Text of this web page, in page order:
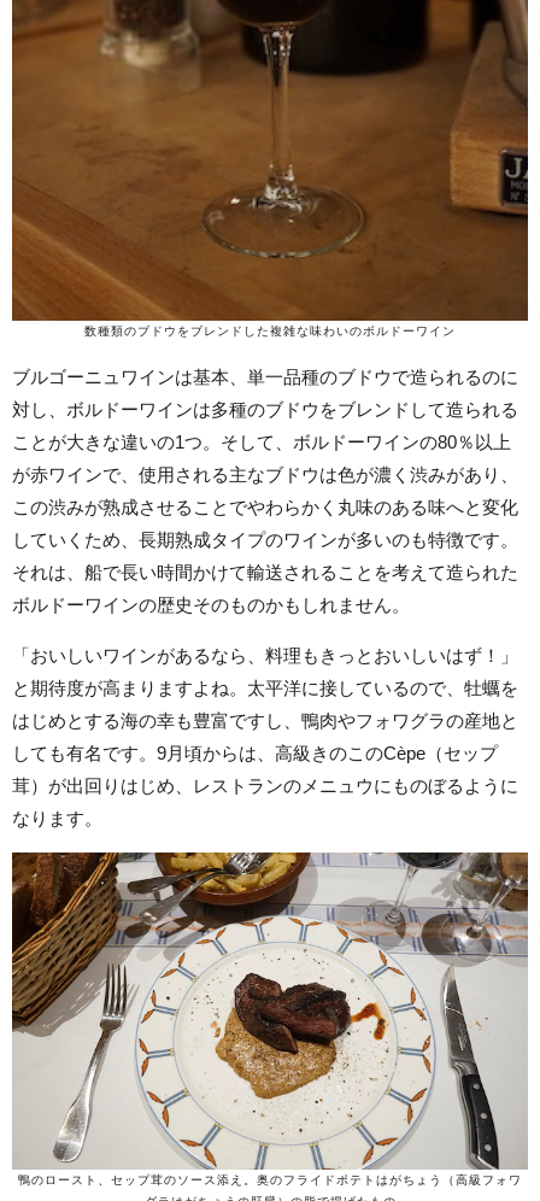
数種類のブドウをブレンドした複雑な味わいのボルドーワイン
ブルゴーニュワインは基本、単一品種のブドウで造られるのに
対し、ボルドーワインは多種のブドウをブレンドして造られる
ことが大きな違いの1つ。そして、ボルドーワインの80％ 以上
が赤ワインで、使用される主なブドウは色が濃く渋みがあり、
この渋みが熟成させることでやわらかく丸味のある味へと変化
していくため、長期熟成タイプのワインが多いのも特徴です。
それは、船で長い時間かけて輸送されることを考えて造られた
ボルドーワインの歴史そのものかもしれません。
「おいしいワインがあるなら、料理もきっとおいしいはず！」
と期待度が高まりますよね。太平洋に接しているので、牡蠣を
はじめとする海の幸も豊富ですし、鴨肉やフォワグラの産地と
しても有名です。9月頃からは、高級きのこのCèpe（セップ
茸）が出回りはじめ、レストランのメニュウにものぼるように
なります。
鴨のロースト、セップ茸のソース添え。奥のフライドポテトはがちょう（高級フォワ